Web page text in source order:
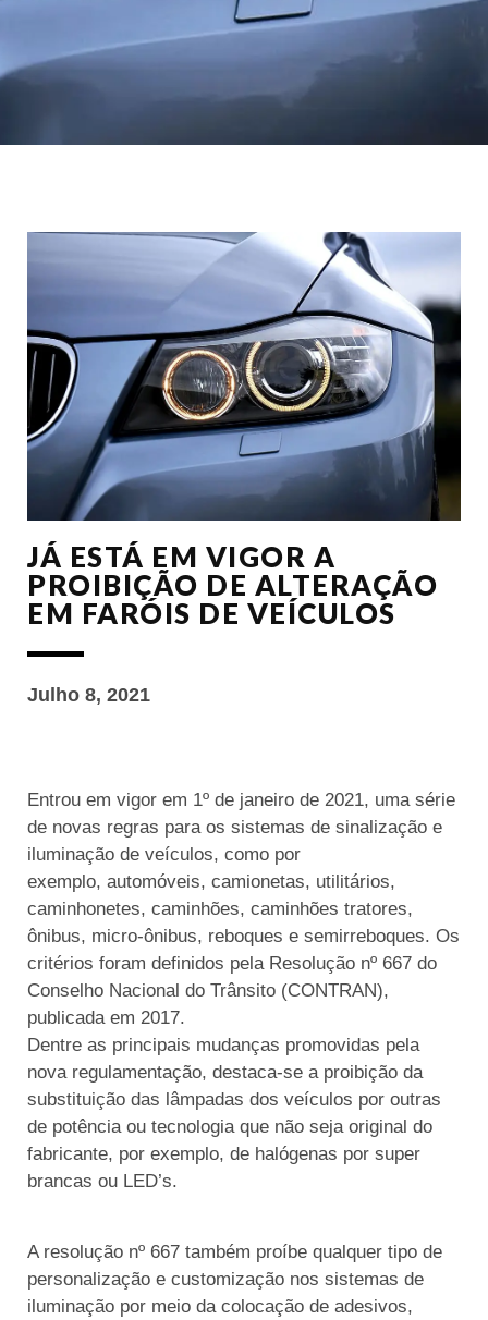
JÁ ESTÁ EM VIGOR A
PROIBIÇÃO DE ALTERAÇÃO
EM FARÓIS DE VEÍCULOS
Julho 8, 2021
Entrou em vigor em 1º de janeiro de 2021, uma série
de novas regras para os sistemas de sinalização e
iluminação de veículos, como por
exemplo, automóveis, camionetas, utilitários,
caminhonetes, caminhões, caminhões tratores,
ônibus, micro-ônibus, reboques e semirreboques. Os
critérios foram definidos pela Resolução nº 667 do
Conselho Nacional do Trânsito (CONTRAN),
publicada em 2017.
Dentre as principais mudanças promovidas pela
nova regulamentação, destaca-se a proibição da
substituição das lâmpadas dos veículos por outras
de potência ou tecnologia que não seja original do
fabricante, por exemplo, de halógenas por super
brancas ou LED’s.
A resolução nº 667 também proíbe qualquer tipo de
personalização e customização nos sistemas de
iluminação por meio da colocação de adesivos,